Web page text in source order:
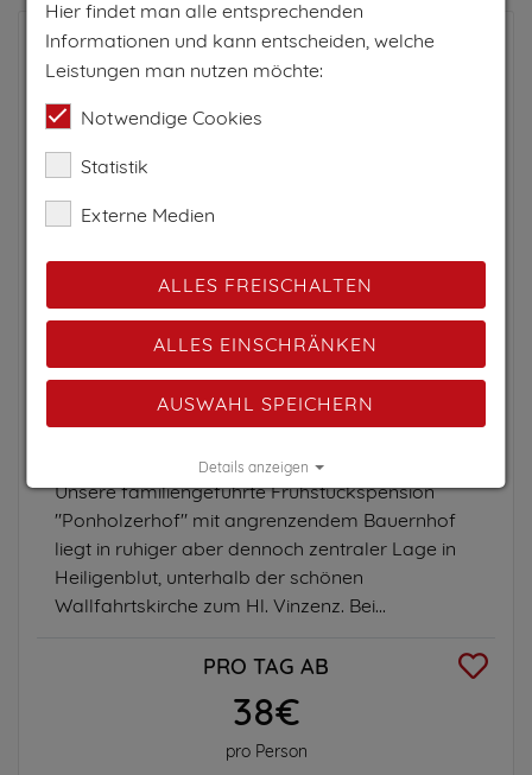
PONHOLZERHOF
Urlaub am Bauernhof Pension
Unsere familiengeführte Frühstückspension
"Ponholzerhof" mit angrenzendem Bauernhof
liegt in ruhiger aber dennoch zentraler Lage in
Heiligenblut, unterhalb der schönen
Wallfahrtskirche zum Hl. Vinzenz. Bei...
PRO TAG AB
38€
pro Person
Hier findet man alle entsprechenden
Informationen und kann entscheiden, welche
Leistungen man nutzen möchte:
Notwendige Cookies
Statistik
Externe Medien
ALLES FREISCHALTEN
ALLES EINSCHRÄNKEN
AUSWAHL SPEICHERN
Details anzeigen
Impressum|Datenschutz